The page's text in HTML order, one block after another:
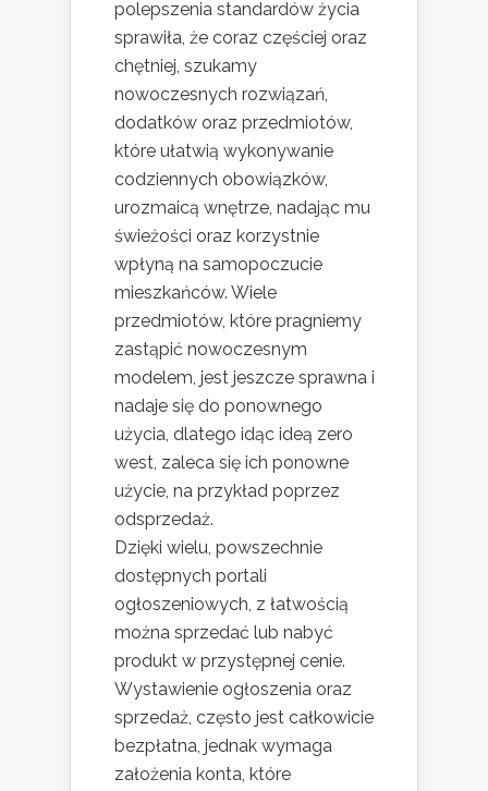
polepszenia standardów życia
sprawiła, że coraz częściej oraz
chętniej, szukamy
nowoczesnych rozwiązań,
dodatków oraz przedmiotów,
które ułatwią wykonywanie
codziennych obowiązków,
urozmaicą wnętrze, nadając mu
świeżości oraz korzystnie
wpłyną na samopoczucie
mieszkańców. Wiele
przedmiotów, które pragniemy
zastąpić nowoczesnym
modelem, jest jeszcze sprawna i
nadaje się do ponownego
użycia, dlatego idąc ideą zero
west, zaleca się ich ponowne
użycie, na przykład poprzez
odsprzedaż.
Dzięki wielu, powszechnie
dostępnych portali
ogłoszeniowych, z łatwością
można sprzedać lub nabyć
produkt w przystępnej cenie.
Wystawienie ogłoszenia oraz
sprzedaż, często jest całkowicie
bezpłatna, jednak wymaga
założenia konta, które